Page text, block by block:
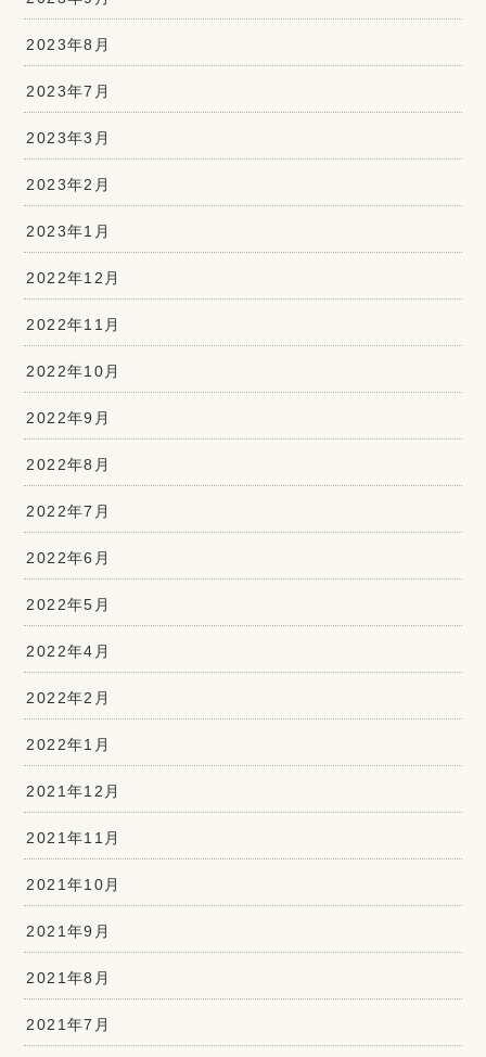
2023年8月
2023年7月
2023年3月
2023年2月
2023年1月
2022年12月
2022年11月
2022年10月
2022年9月
2022年8月
2022年7月
2022年6月
2022年5月
2022年4月
2022年2月
2022年1月
2021年12月
2021年11月
2021年10月
2021年9月
2021年8月
2021年7月